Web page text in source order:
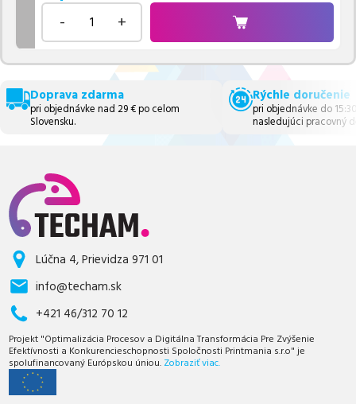
- +
Doprava zdarma
pri objednávke nad 29 € po celom
Slovensku.
Rýchle doručenie
pri objednávke do
nasledujúci pracovný
Lúčna 4, Prievidza 971 01
info@techam.sk
+421 46/312 70 12
Projekt "Optimalizácia Procesov a Digitálna Transformácia Pre Zvýšenie
Efektívnosti a Konkurencieschopnosti Spoločnosti Printmania s.r.o" je
spolufinancovaný Európskou úniou. Zobraziť viac.